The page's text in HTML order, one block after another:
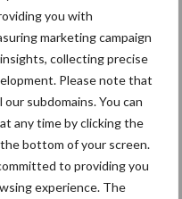
you with
marketing campaign
collecting precise
Please note that
subdomains. You can
any time by clicking the
bottom of your screen.
to providing you
experience. The
voor de
van
er zijn